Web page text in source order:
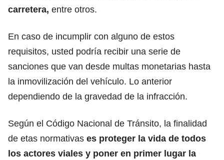
carretera, entre otros.
En caso de incumplir con alguno de estos
requisitos, usted podría recibir una serie de
sanciones que van desde multas monetarias hasta
la inmovilización del vehículo. Lo anterior
dependiendo de la gravedad de la infracción.
Según el Código Nacional de Tránsito, la finalidad
de etas normativas es proteger la vida de todos
los actores viales y poner en primer lugar la